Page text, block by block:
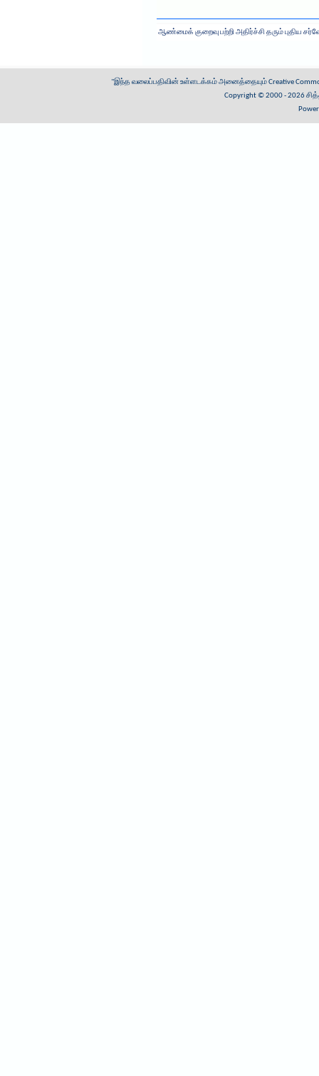
ஆண்மைக் குறைவு பற்றி அதிர்ச்சி தரும் புதிய
"இந்த வலைப்பதிவின் உள்ளடக்கம் அனைத்தையும்Creative
Copyright © 2000 - 2026